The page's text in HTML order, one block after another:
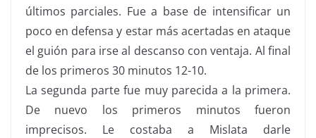
últimos parciales. Fue a base de intensificar un
poco en defensa y estar más acertadas en ataque
el guión para irse al descanso con ventaja. Al final
de los primeros 30 minutos 12-10.
La segunda parte fue muy parecida a la primera.
De nuevo los primeros minutos fueron
imprecisos. Le costaba a Mislata darle